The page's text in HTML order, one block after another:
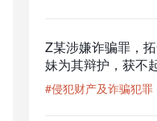
Z某涉嫌诈骗罪，
妹为其辩护，获不
#侵犯财产及诈骗犯罪